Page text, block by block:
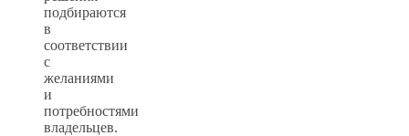
подбираются
в
соответствии
с
желаниями
и
потребностями
владельцев.